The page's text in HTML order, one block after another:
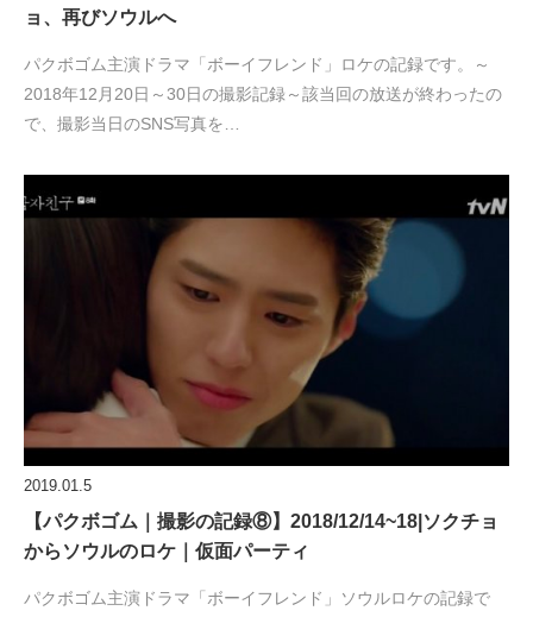
ョ、再びソウルへ
パクボゴム主演ドラマ「ボーイフレンド」ロケの記録です。～
2018年12月20日～30日の撮影記録～該当回の放送が終わったの
で、撮影当日のSNS写真を…
2019.01.5
【パクボゴム｜撮影の記録⑧】2018/12/14~18|ソクチョ
からソウルのロケ｜仮面パーティ
パクボゴム主演ドラマ「ボーイフレンド」ソウルロケの記録で